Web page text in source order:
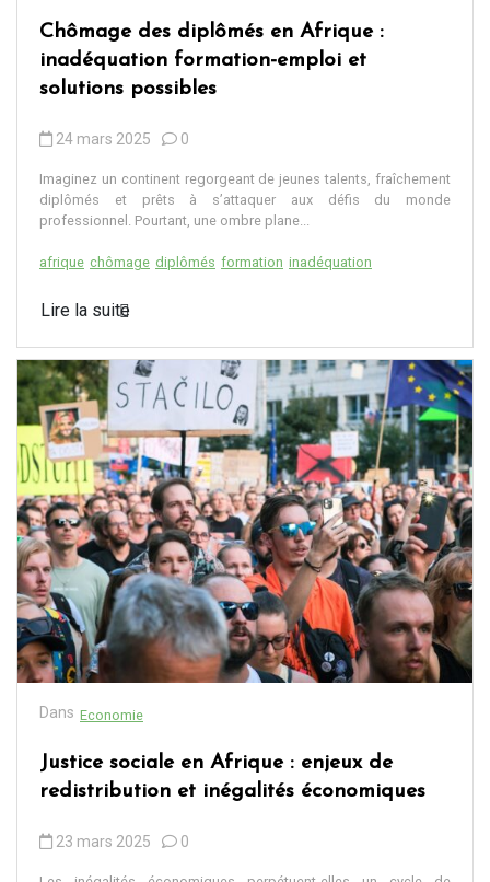
Chômage des diplômés en Afrique :
inadéquation formation-emploi et
solutions possibles
24 mars 2025 0
Imaginez un continent regorgeant de jeunes talents, fraîchement
diplômés et prêts à s’attaquer aux défis du monde
professionnel. Pourtant, une ombre plane...
afrique chômage diplômés formation inadéquation
Lire la suite
Dans Economie
Justice sociale en Afrique : enjeux de
redistribution et inégalités économiques
23 mars 2025 0